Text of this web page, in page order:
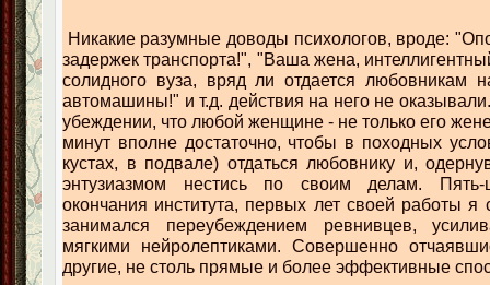
Никакие разумные доводы психологов, вроде:
задержек транспорта!", "Ваша жена,
солидного вуза, вряд ли отдается любовникам
автомашины!" и т.д. действия на него не
убеждении, что любой женщине - не только его
минут вполне достаточно, чтобы в походных
кустах, в подвале) отдаться любовнику и,
энтузиазмом нестись по своим делам.
окончания института, первых лет своей работы я
занимался переубеждением ревнивцев,
мягкими нейролептиками. Совершенно
другие, не столь прямые и более эффективные